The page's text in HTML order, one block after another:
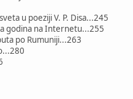
u poeziji V. P. Disa...245
godina na Internetu...255
po Rumuniji...263